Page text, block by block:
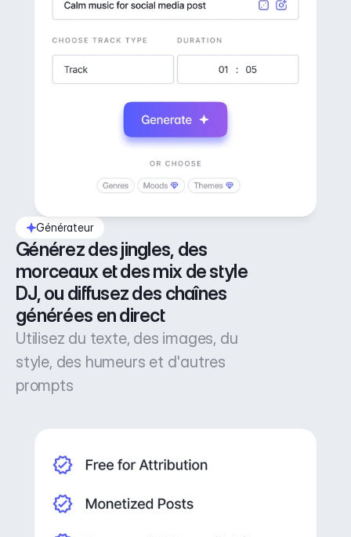
Générateur
Générez des jingles, des
morceaux et des mix de style
DJ, ou diffusez des chaînes
générées en direct
Utilisez du texte, des images, du
style, des humeurs et d'autres
prompts